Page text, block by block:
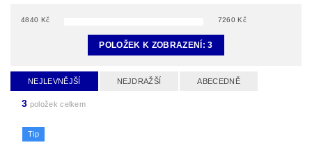
4840 Kč 7260 Kč
POLOŽEK K ZOBRAZENÍ:3
NEJLEVNĚJŠÍ NEJDRAŽŠÍ ABECEDNĚ
3 položek celkem
Tip